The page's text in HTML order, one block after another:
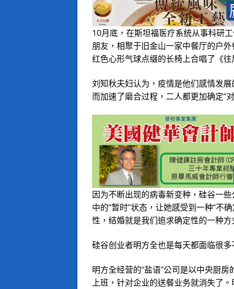
10月底，在斯坦福医疗系统从事科研
朋友，相聚于旧金山一家中餐厅的户
红色心形气球点缀的长椅上合唱了《
刘知秋夫妇认为，疫情是他们感情发
而加速了磨合过程，二人都更加确定“
因为不断出现的病毒新变种，硅谷一
中的“暂时”状态，让她感受到一种“不
性，结婚就是我们追求确定性的一种方
硅谷创业者明方全也是每天都面临很多
明方全经营的“盐语”公司是以中央厨
上班，针对企业的送餐业务就消失了